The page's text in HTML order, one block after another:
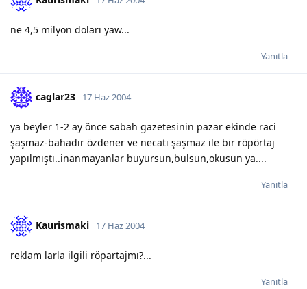
ne 4,5 milyon doları yaw...
Yanıtla
caglar23 17 Haz 2004
ya beyler 1-2 ay önce sabah gazetesinin pazar ekinde raci
şaşmaz-bahadır özdener ve necati şaşmaz ile bir röpörtaj
yapılmıştı..inanmayanlar buyursun,bulsun,okusun ya....
Yanıtla
Kaurismaki 17 Haz 2004
reklam larla ilgili röpartajmı?...
Yanıtla